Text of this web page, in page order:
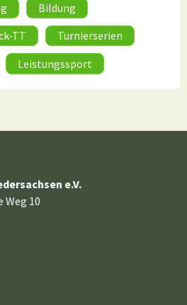
Bildung
TT
Turnierserien
Leistungssport
e.V.
10